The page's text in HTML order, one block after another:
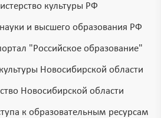
культуры РФ
и высшего образования РФ
"Российское образование"
Новосибирской области
Новосибирской области
к образовательным ресурсам